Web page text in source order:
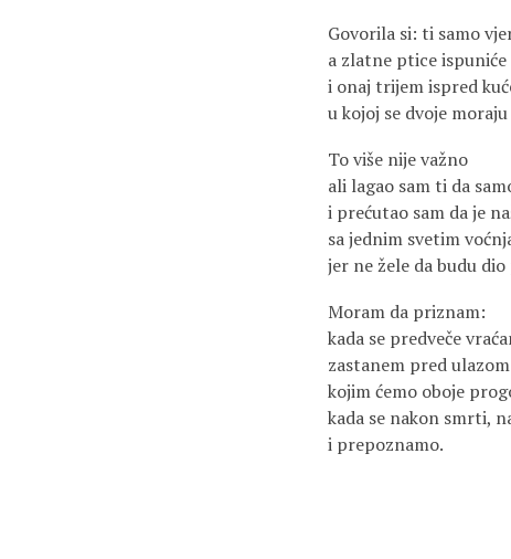
Govorila si: ti samo
a zlatne ptice
i onaj trijem ispred
u kojoj se dvoje
To više nije važno
ali lagao sam ti da
i prećutao sam da je
sa jednim svetim
jer ne žele da budu
Moram da priznam:
kada se predveče
zastanem pred
kojim ćemo oboje
kada se nakon smrti,
i prepoznamo.